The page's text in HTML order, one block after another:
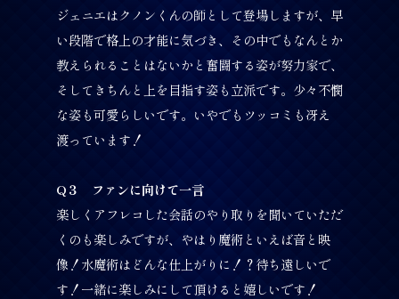
ジェニエはクノンくんの師として登場しますが、早
い段階で格上の才能に気づき、その中でもなんとか
教えられることはないかと奮闘する姿が努力家で、
そしてきちんと上を目指す姿も立派です。少々不憫
な姿も可愛らしいです。いやでもツッコミも冴え
渡っています！
Q３ ファンに向けて一言
楽しくアフレコした会話のやり取りを聞いていただ
くのも楽しみですが、やはり魔術といえば音と映
像！水魔術はどんな仕上がりに！？待ち遠しいで
す！一緒に楽しみにして頂けると嬉しいです！